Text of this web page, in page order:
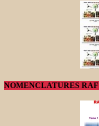
NOMENCLATURES RAF